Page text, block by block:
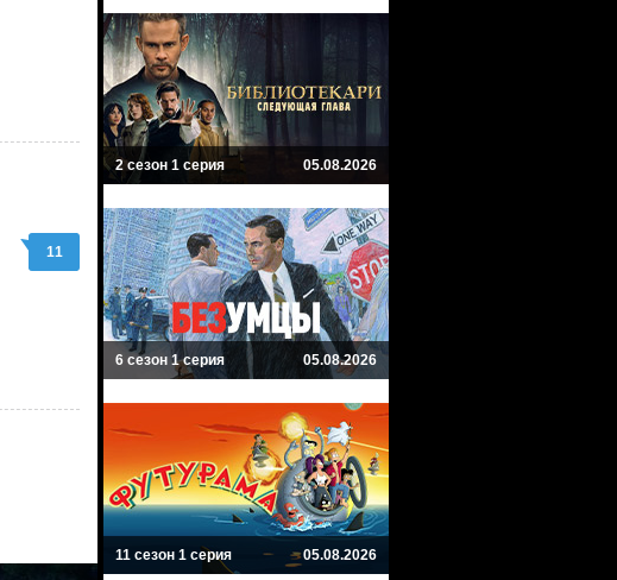
11
2 сезон 1 серия 05.08.2026
6 сезон 1 серия 05.08.2026
11 сезон 1 серия 05.08.2026